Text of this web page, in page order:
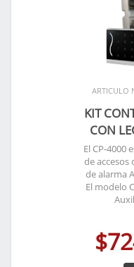
ARTICULO
KIT
CON
El CP-4000
de accesos
de alarma
El modelo